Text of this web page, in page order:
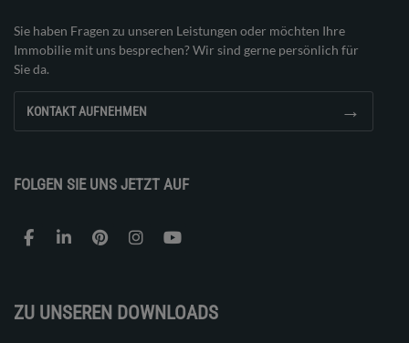
Sie haben Fragen zu unseren Leistungen oder möchten Ihre
Immobilie mit uns besprechen? Wir sind gerne persönlich für
Sie da.
KONTAKT AUFNEHMEN →
FOLGEN SIE UNS JETZT AUF
ZU UNSEREN DOWNLOADS